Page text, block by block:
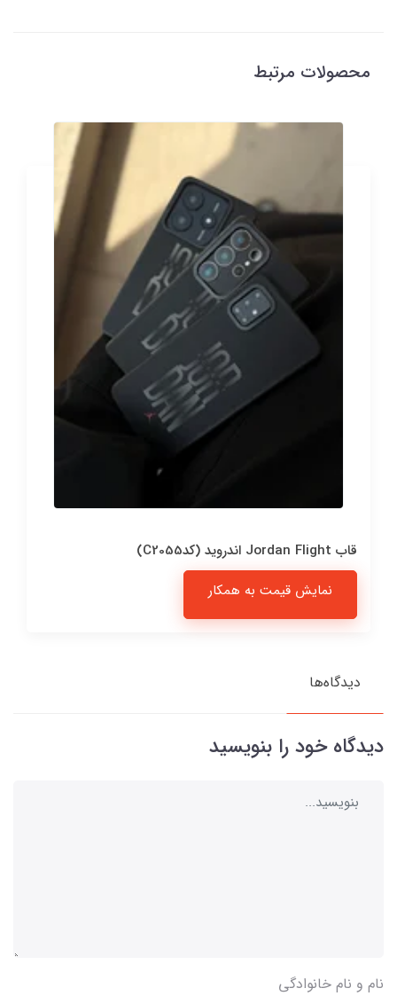
محصولات مرتبط
قاب Jordan Flight اندروید (کدC2055)
نمایش قیمت به همکار
دیدگاه‌ها
دیدگاه خود را بنویسید
نام و نام خانوادگی